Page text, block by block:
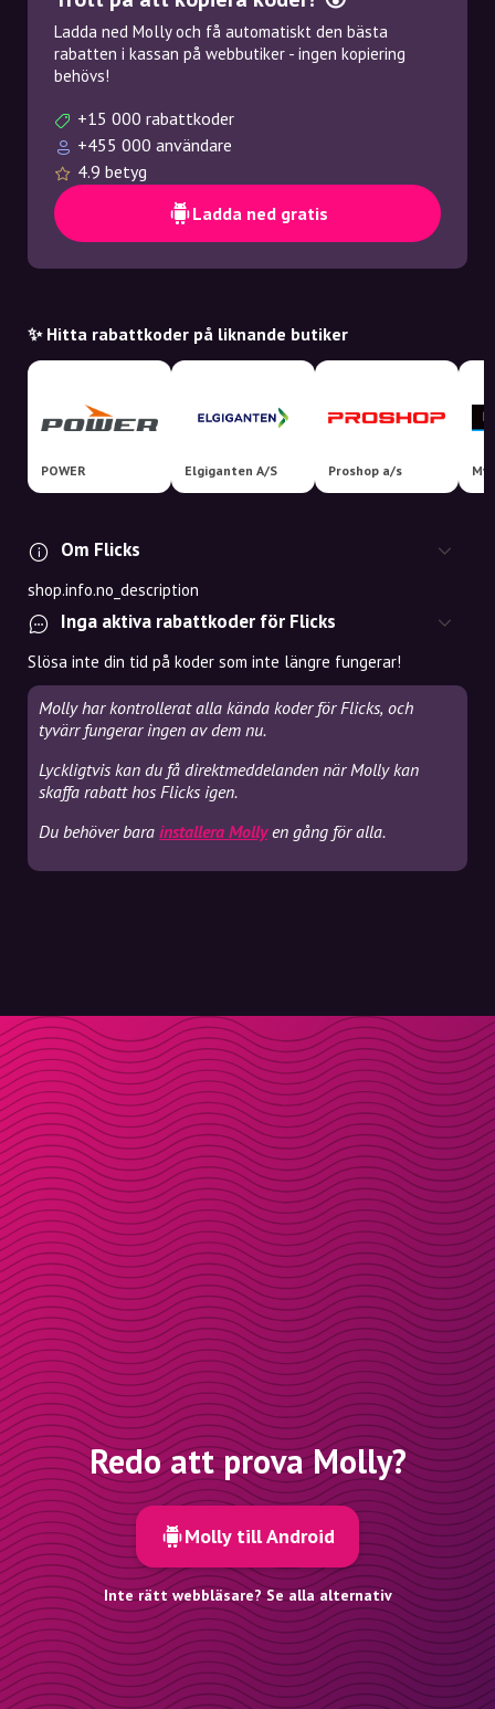
Ladda ned Molly och få automatiskt den bästa
rabatten i kassan på webbutiker - ingen kopiering
behövs!
+15 000 rabattkoder
+455 000 användare
4.9 betyg
Ladda ned gratis
✨ Hitta rabattkoder på liknande butiker
POWER Elgiganten A/S Proshop a/s
Om Flicks
shop.info.no_description
Inga aktiva rabattkoder för Flicks
Slösa inte din tid på koder som inte längre fungerar!
Molly har kontrollerat alla kända koder för Flicks, och
tyvärr fungerar ingen av dem nu.
Lyckligtvis kan du få direktmeddelanden när Molly kan
skaffa rabatt hos Flicks igen.
Du behöver bara installera Mollyen gång för alla.
Redo att prova Molly?
Molly till Android
Inte rätt webbläsare? Se alla alternativ